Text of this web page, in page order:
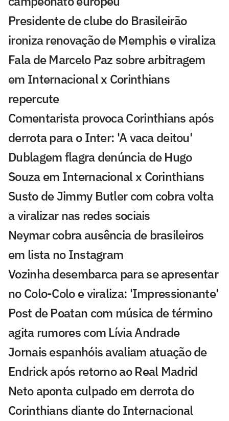
Presidente de clube do Brasileirão
ironiza renovação de Memphis e viraliza
Fala de Marcelo Paz sobre arbitragem
em Internacional x Corinthians
repercute
Comentarista provoca Corinthians após
derrota para o Inter: 'A vaca deitou'
Dublagem flagra denúncia de Hugo
Souza em Internacional x Corinthians
Susto de Jimmy Butler com cobra volta
a viralizar nas redes sociais
Neymar cobra ausência de brasileiros
em lista no Instagram
Vozinha desembarca para se apresentar
no Colo-Colo e viraliza: 'Impressionante'
Post de Poatan com música de término
agita rumores com Lívia Andrade
Jornais espanhóis avaliam atuação de
Endrick após retorno ao Real Madrid
Neto aponta culpado em derrota do
Corinthians diante do Internacional